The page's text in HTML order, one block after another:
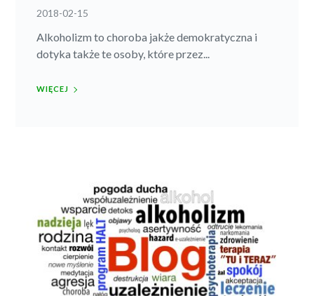
2018-02-15
Alkoholizm to choroba jakże demokratyczna i
dotyka także te osoby, które przez...
WIĘCEJ